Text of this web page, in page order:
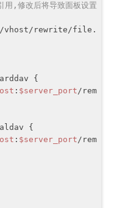
用,修改后将导致面板设置
vhost/rewrite/file.
{
: $server_port/rem
{
: $server_port/rem